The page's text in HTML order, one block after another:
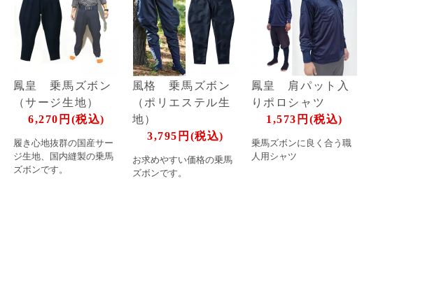
鳳皇 乗馬ズボン
（サージ生地）
6,270円(税込)
履き心地抜群の国産サー
ジ生地、国内縫製の乗馬
ズボンです。
風格 乗馬ズボン
（ポリエステル生
地）
3,795円(税込)
お求めやすい価格の乗馬
ズボンです。
鳳皇 肩パット入
りポロシャツ
1,573円(税込)
乗馬ズボンに良く合う職
人用シャツ